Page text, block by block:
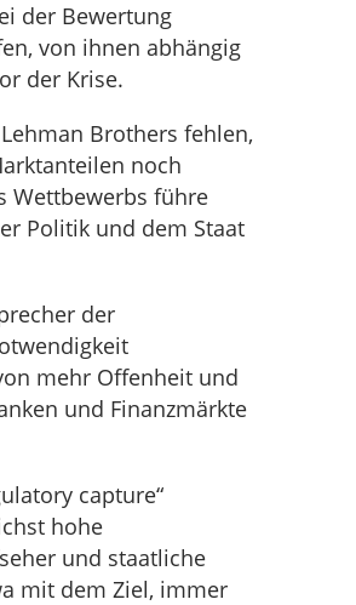
der Bewertung
von ihnen abhängig
der Krise.
Brothers fehlen,
noch
Wettbewerbs führe
Politik und dem Staat
der
mehr Offenheit und
und Finanzmärkte
capture“
hohe
und staatliche
mit dem Ziel, immer